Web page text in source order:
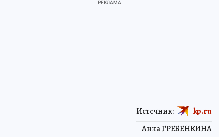
Анна ГРЕБЕНКИНА
Источник: kp.ru